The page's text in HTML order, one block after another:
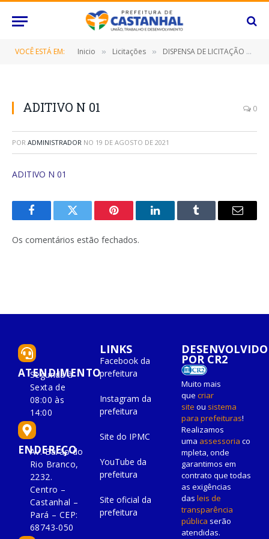
VOCÊ ESTÁ EM: Inicio » Licitações » DISPENSA DE LICITAÇÃO Nº 005/2018 (LOCAÇÃO DE IMÓVEL)
ADITIVO N 01 0
POR ADMINISTRADOR NO 19 DE AGOSTO DE 2021
ADITIVO N 01
FacebookTwitter Pinterest O
Tumblr
E-
Os comentários estão fechados.
ATENDIMENTO
Segunda à
Sexta de
08:00 às
14:00
ENDEREÇO
Av. Barão do
Rio Branco,
2232.
Centro –
Castanhal –
Pará – CEP:
68743-050
LINKS
Facebook da
prefeitura
Instagram da
prefeitura
Site do IPMC
YouTube da
prefeitura
Site oficial da
prefeitura
DESENVOLVIDO
POR CR2
Muito mais
que criar
site ou sistema
para prefeituras!
Realizamos
uma assessoria co
mpleta, onde
garantimos em
contrato que todas
as exigências
das leis de
transparência
pública serão
atendidas.